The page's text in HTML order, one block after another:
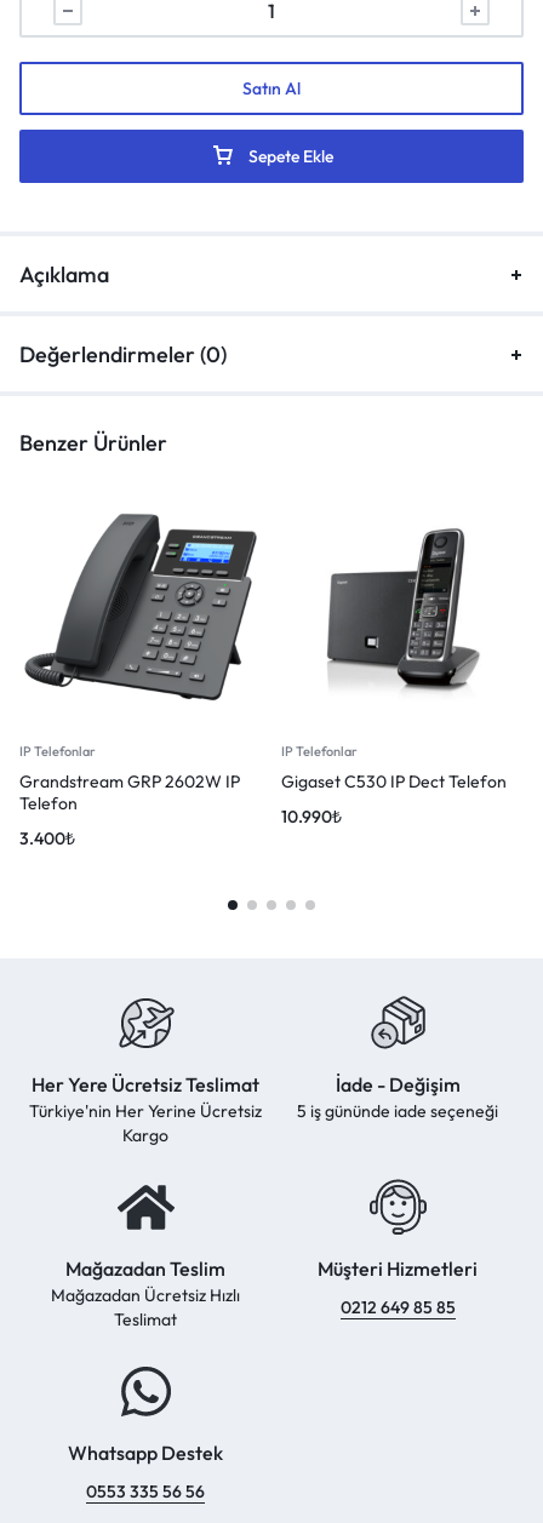
Sepete Ekle
Satın Al
Açıklama
Değerlendirmeler (0)
Benzer Ürünler
IP Telefonlar
Grandstream GRP 2602W IP
Telefon
3.400₺
IP Telefonlar
Gigaset C530 IP Dect Telefon
10.990₺
Her Yere Ücretsiz Teslimat
Türkiye'nin Her Yerine Ücretsiz
Kargo
İade - Değişim
5 iş gününde iade seçeneği
Mağazadan Teslim
Mağazadan Ücretsiz Hızlı
Teslimat
Müşteri Hizmetleri
0212 649 85 85
Whatsapp Destek
0553 335 56 56